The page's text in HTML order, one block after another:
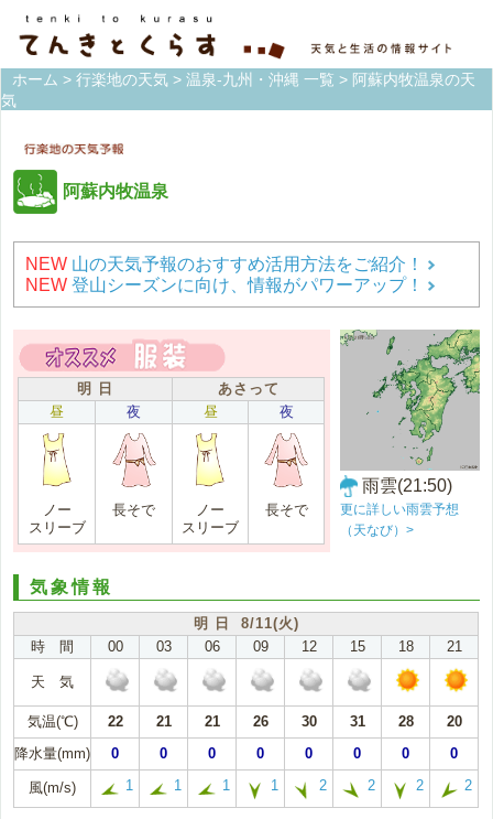
ホーム > 行楽地の天気 > 温泉-九州・沖縄 一覧 > 阿蘇内牧温泉の天
気
阿蘇内牧温泉
NEW 山の天気予報のおすすめ活用方法をご紹介！
NEW 登山シーズンに向け、情報がパワーアップ！
明 日
あさって
昼
夜 昼 夜
ノー
スリーブ
長そで
ノー
スリーブ
長そで
雨雲(21:50)
更に詳しい雨雲予想
（天なび）>
気象情報
明 日 8/11(火)
時 間
00 03 06 09 12 15 18 21
天 気
気温(℃) 22 21 21 26 30 31 28
20
降水量(mm)
0 0 0 0 0 0 0 0
風(m/s) 1 1 1 1 2 2 2 2